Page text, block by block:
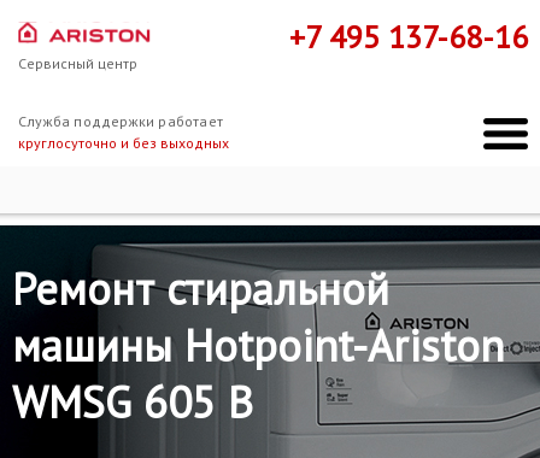
Сервисный центр
Служба поддержки работает
круглосуточно и без выходных
+7 495 137-68-16
Ремонт Hotpoint-Ariston
Hotpoint-Ariston WMSG 605 B
Ремонт стиральной
машины Hotpoint-Ariston
WMSG 605 B